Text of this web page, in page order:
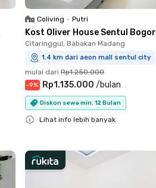
Coliving • Putri
Kost Oliver House Sentul Bogor
Citaringgul, Babakan Madang
1.4 km dari aeon mall sentul city
mulai dari Rp1.250.000
-9% Rp1.135.000 /bulan
Diskon sewa min. 12 Bulan
Lihat info lebih banyak